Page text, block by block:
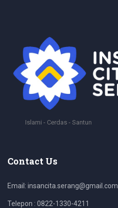
Islami - Cerdas - Santun
Contact Us
Email: insancita.serang@gmail.com
Telepon : 0822-1330-4211